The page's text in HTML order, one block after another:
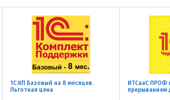
1С:КП Базовый на 8 месяцев.
Льготная цена
ИТСааС ПРОФ
прерыванием